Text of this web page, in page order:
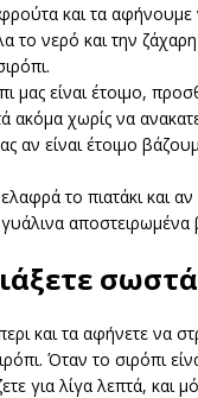
και τα αφήνουμε
το νερό και την
μας είναι έτοιμο,
ακόμα χωρίς να
αν είναι έτοιμο
το πιατάκι και αν
αποστειρωμένα
σωστά
και τα αφήνετε να
Όταν το σιρόπι
για λίγα λεπτά, και